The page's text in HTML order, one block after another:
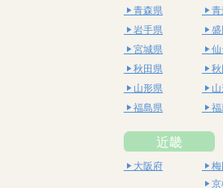
青森県 青
岩手県
盛
宮城県
仙
秋田県
秋
山形県
福島県
福
近畿
大阪府 梅
京